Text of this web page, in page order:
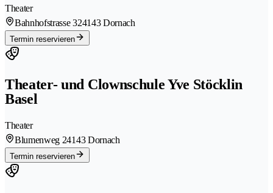
Theater
Bahnhofstrasse 324143 Dornach
Termin reservieren
Theater- und Clownschule Yve Stöcklin
Basel
Theater
Blumenweg 24143 Dornach
Termin reservieren